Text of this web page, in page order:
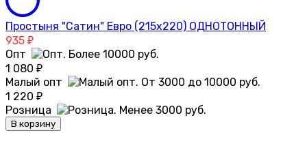
Простыня "Сатин" Евро (215х220) ОДНОТОННЫЙ
935 ₽
Опт
1 080 ₽
Малый опт
1 220 ₽
Розница
В корзину